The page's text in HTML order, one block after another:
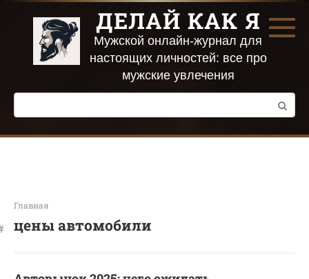
Перейти
контенту
ДЕЛАЙ КАК Я
Мужской онлайн-журнал для
настоящих личностей: все про
мужские увлечения
Поиск:
Главная
цены автомобили